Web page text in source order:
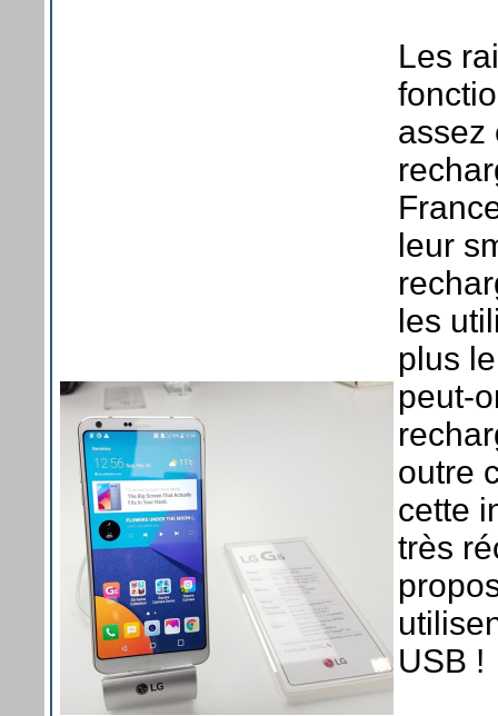
Les
assez
leur
les
plus
peut-
outre
cette
très
USB !